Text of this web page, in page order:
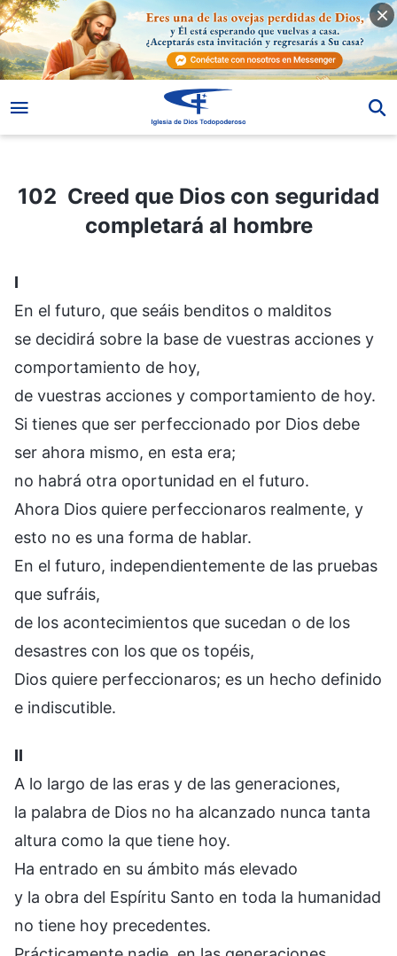
102 Creed que Dios con seguridad
completará al hombre
I
En el futuro, que seáis benditos o malditos
se decidirá sobre la base de vuestras acciones y
comportamiento de hoy,
de vuestras acciones y comportamiento de hoy.
Si tienes que ser perfeccionado por Dios debe
ser ahora mismo, en esta era;
no habrá otra oportunidad en el futuro.
Ahora Dios quiere perfeccionaros realmente, y
esto no es una forma de hablar.
En el futuro, independientemente de las pruebas
que sufráis,
de los acontecimientos que sucedan o de los
desastres con los que os topéis,
Dios quiere perfeccionaros; es un hecho definido
e indiscutible.
II
A lo largo de las eras y de las generaciones,
la palabra de Dios no ha alcanzado nunca tanta
altura como la que tiene hoy.
Ha entrado en su ámbito más elevado
y la obra del Espíritu Santo en toda la humanidad
no tiene hoy precedentes.